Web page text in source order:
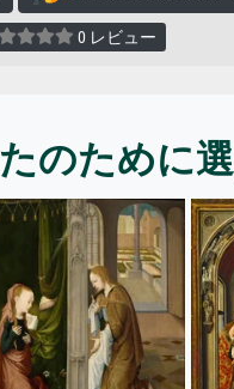
0 レビュー
のために